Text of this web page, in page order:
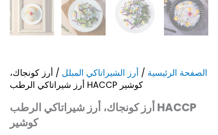
الصفحة الرئيسية / أرز الشيراتاكي المبلل / أرز كونجاك،
أرز شيراتاكي الرطب HACCP كوشير
أرز كونجاك، أرز شيراتاكي الرطب HACCP
كوشير